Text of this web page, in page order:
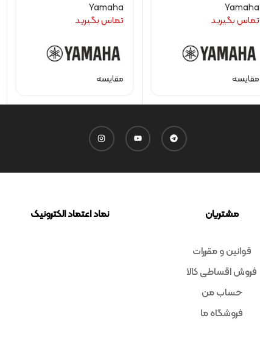
Yamaha
تماس بگیرید
مقایسه
Yamaha
تماس بگیرید
مقایسه
مشتریان
قوانین و مقررات
فروش اقساطی کالا
حساب من
فروشگاه ما
نماد اعتماد الکترونیک